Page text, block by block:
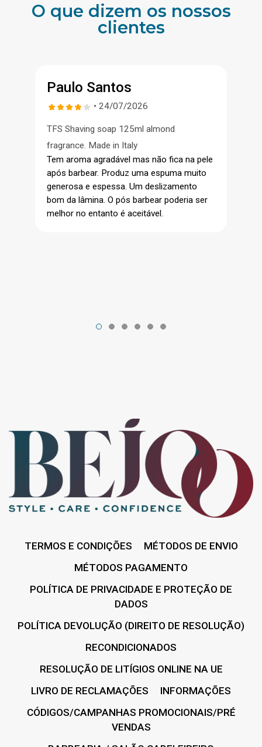
O que dizem os nossos
clientes
Paulo Santos
• 24/07/2026
TFS Shaving soap 125ml almond
fragrance. Made in Italy
Tem aroma agradável mas não fica na pele
após barbear. Produz uma espuma muito
generosa e espessa. Um deslizamento
bom da lâmina. O pós barbear poderia ser
melhor no entanto é aceitável.
TERMOS E CONDIÇÕES
MÉTODOS DE ENVIO
MÉTODOS PAGAMENTO
POLÍTICA DE PRIVACIDADE E PROTEÇÃO DE
DADOS
POLÍTICA DEVOLUÇÃO (DIREITO DE RESOLUÇÃO)
RECONDICIONADOS
RESOLUÇÃO DE LITÍGIOS ONLINE NA UE
LIVRO DE RECLAMAÇÕES
INFORMAÇÕES
CÓDIGOS/CAMPANHAS PROMOCIONAIS/PRÉ
VENDAS